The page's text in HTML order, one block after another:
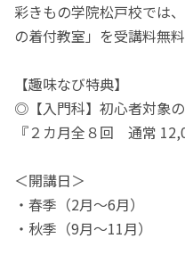
彩きもの学院松戸校では
の着付教室」を受講料無
【趣味なび特典】
◎【入門科】初心者対象
『２カ月全８回 通常
＜開講日＞
・春季（2月～6月）
・秋季（9月～11月）